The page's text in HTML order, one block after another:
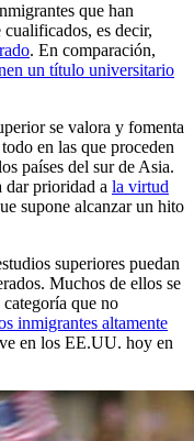
que han
es decir,
. En comparación,
un título universitario
se valora y fomenta
en las que proceden
países del sur de Asia.
dar prioridad a la virtud
supone alcanzar un hito
superiores puedan
Muchos de ellos se
que no
inmigrantes altamente
en los EE.UU. hoy en